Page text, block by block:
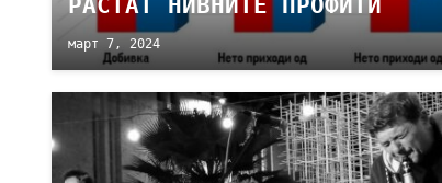
РАСТАТ НИВНИТЕ ПРОФИТИ
март 7, 2024